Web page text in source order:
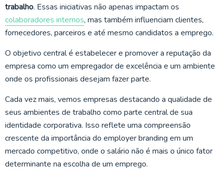
trabalho. Essas iniciativas não apenas impactam os
colaboradores internos, mas também influenciam clientes,
fornecedores, parceiros e até mesmo candidatos a emprego.
O objetivo central é estabelecer e promover a reputação da
empresa como um empregador de excelência e um ambiente
onde os profissionais desejam fazer parte.
Cada vez mais, vemos empresas destacando a qualidade de
seus ambientes de trabalho como parte central de sua
identidade corporativa. Isso reflete uma compreensão
crescente da importância do employer branding em um
mercado competitivo, onde o salário não é mais o único fator
determinante na escolha de um emprego.